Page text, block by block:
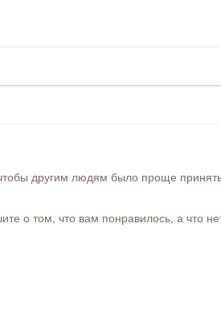
другим людям было проще
о том, что вам понравилось, а что